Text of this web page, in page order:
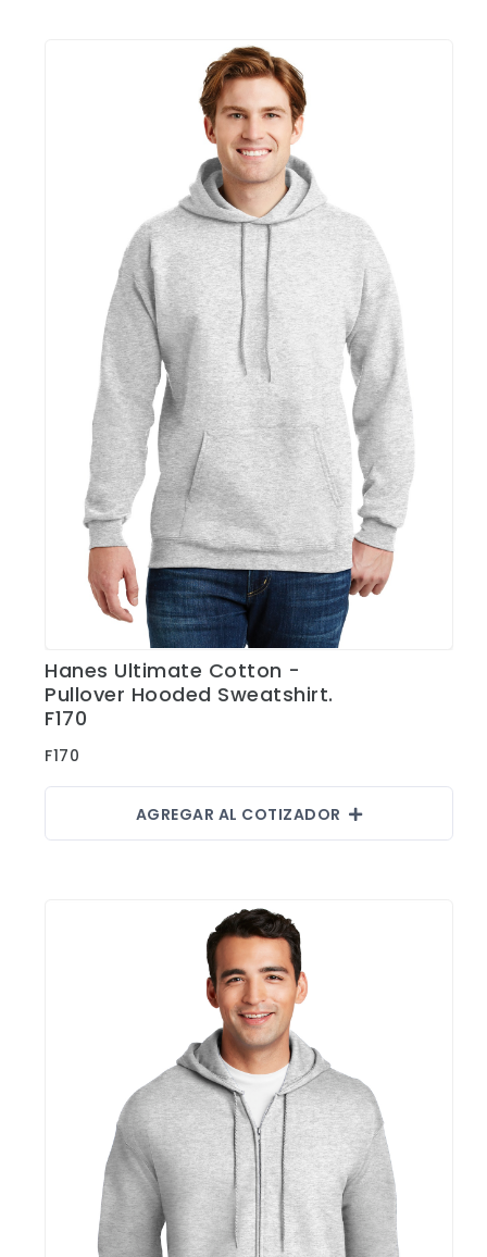
Ver Detalles
Hanes Ultimate Cotton -
Pullover Hooded Sweatshirt.
F170
F170
AGREGAR AL COTIZADOR